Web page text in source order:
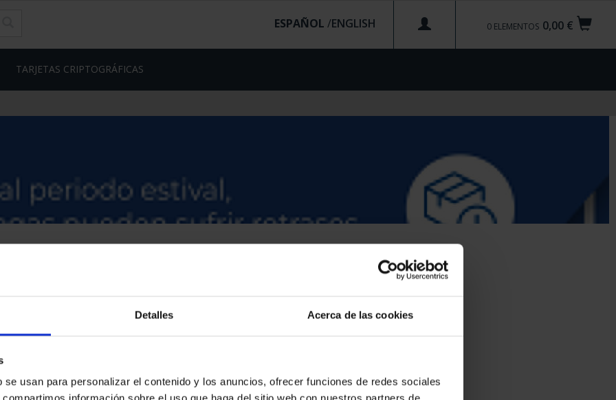
Detalles Acerca de las cookies
usan para personalizar el contenido y los anuncios, ofrecer funciones de redes sociales
0,00 €
0 ELEMENTOS
ESPAÑOL /
TARJETAS CRIPTOGRÁFICAS